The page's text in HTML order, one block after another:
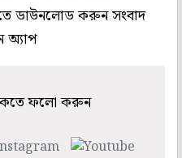
ডাউনলোড করুন সংবাদ
অ্যাপ
ফলো করুন